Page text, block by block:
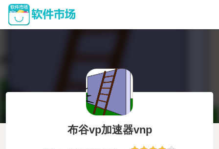
布谷vp加速器vnp